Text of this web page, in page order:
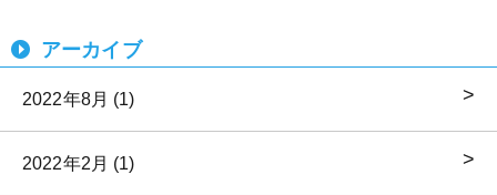
アーカイブ
2022年8月 (1)
2022年2月 (1)